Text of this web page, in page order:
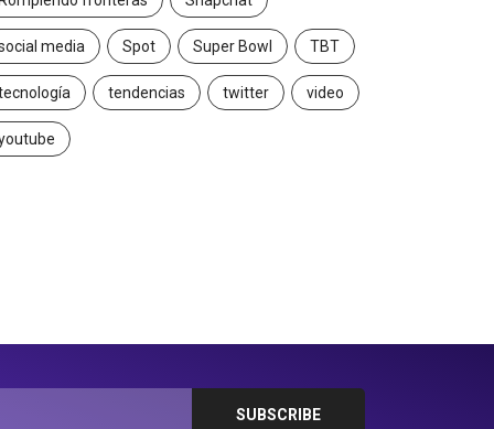
media Spot Super Bowl TBT
tendencias twitter video